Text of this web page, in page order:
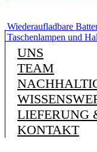
Wiederaufladbare
Taschenlampen und
UNS
TEAM
LIEFERUNG
KONTAKT